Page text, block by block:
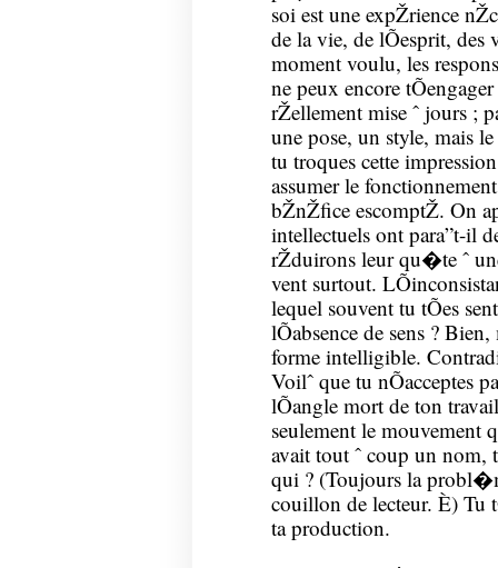
soi est une expŽrience
de la vie, de lÕesprit, des
moment voulu, les
ne peux encore
rŽellement mise ˆ jours ;
une pose, un style, mais
tu troques cette
assumer le
bŽnŽfice escomptŽ. On
intellectuels ont para”t-il
rŽduirons leur qu�te ˆ
vent surtout.
lequel souvent tu tÕes
lÕabsence de sens ?
forme intelligible.
Voilˆ que tu nÕacceptes
lÕangle mort de ton
seulement le mouvement
avait tout ˆ coup un nom,
qui ? (Toujours la
couillon de lecteur. È) Tu
ta production.